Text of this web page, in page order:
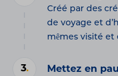
Créé par des
de voyage et
mêmes visité
3. Mettez en